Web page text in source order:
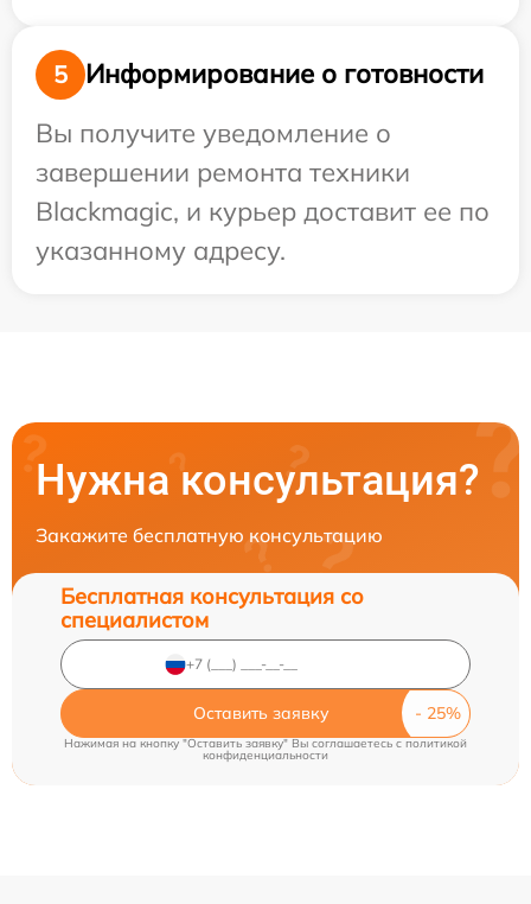
5
Информирование о готовности
Вы получите уведомление о
завершении ремонта техники
Blackmagic, и курьер доставит ее по
указанному адресу.
Нужна консультация?
Закажите бесплатную консультацию
Бесплатная консультация со
специалистом
Оставить заявку
Нажимая на кнопку "Оставить заявку" Вы соглашаетесь cполитикой
конфиденциальности